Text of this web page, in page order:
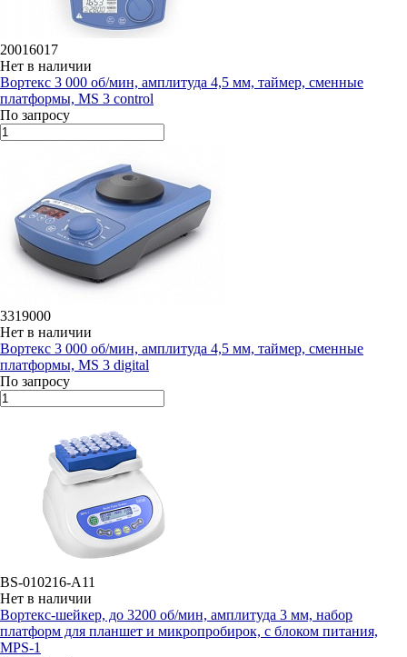
20016017
Нет в наличии
Вортекс 3 000 об/мин, амплитуда 4,5 мм, таймер, сменные
платформы, MS 3 control
По запросу
3319000
Нет в наличии
Вортекс 3 000 об/мин, амплитуда 4,5 мм, таймер, сменные
платформы, MS 3 digital
По запросу
BS-010216-A11
Нет в наличии
Вортекс-шейкер, до 3200 об/мин, амплитуда 3 мм, набор
платформ для планшет и микропробирок, с блоком питания,
MPS-1